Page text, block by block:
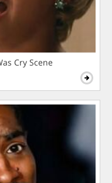
Cry Scene